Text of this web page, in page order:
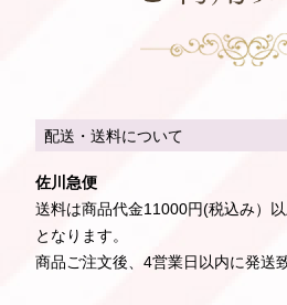
配送・送料について
佐川急便
送料は商品代金11000円(税込み）
となります。
商品ご注文後、4営業日以内に発送